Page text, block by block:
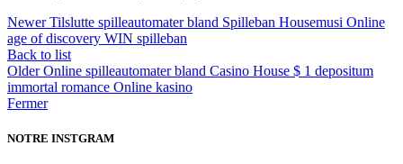
Newer Tilslutte spilleautomater bland Spilleban Housemusi Online
age of discovery WIN spilleban
Back to list
Older Online spilleautomater bland Casino House $ 1 depositum
immortal romance Online kasino
Fermer
NOTRE INSTGRAM